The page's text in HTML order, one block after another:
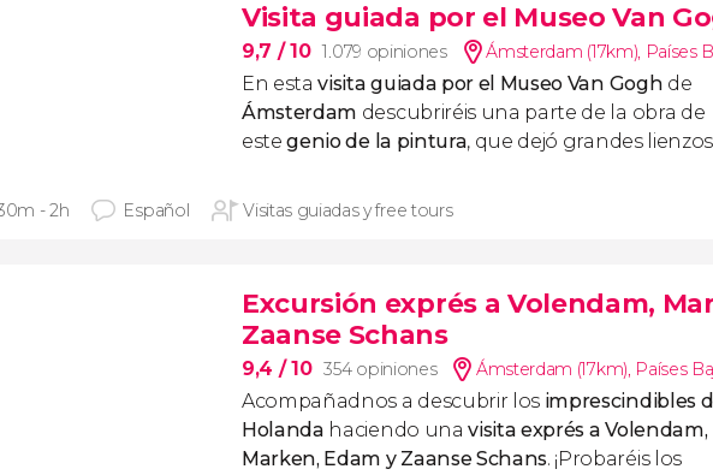
Visita guiada por el Museo Van
9,7 / 10 1.079 opiniones Ámsterdam (17km), Países
En estavisita guiada por el Museo Van Gogh de
Ámsterdam descubriréis una parte de la obra de
estegenio de la pintura, que dejó grandes
- 2h Español Visitas guiadas y free tours
Excursión exprés a Volendam,
Zaanse Schans
9,4 / 10 354 opiniones Ámsterdam (17km), Países
Acompañadnos a descubrir los imprescindibles
Holanda haciendo unavisita exprés a Volendam,
Marken, Edam y Zaanse Schans. ¡Probaréis los